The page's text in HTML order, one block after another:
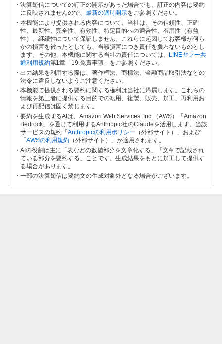
決算短信についての訂正の開示があった場合でも、訂正の内容は要約
に反映されませんので、 最新の適時開示をご参照ください。
本機能により提供される内容について、当社は、その信頼性、正確
性、最新性、完全性、有効性、特定目的への適合性、有用性（有益
性）、継続性について保証しません。これらに起因してお客様が何ら
かの損害を被ったとしても、当該損害につき責任を負わないものとし
ます。その他、本機能に関する当社の責任については、 LINEヤフー共
通利用規約第1章「19.免責事項」をご参照ください。
出力結果を利用する際は、著作権法、商標法、金融商品取引法などの
法令に違反しないようご注意ください。
本機能で提供される要約に関する権利は当社に帰属します。これらの
情報を第三者に提供する目的での転用、複製、販売、加工、再利用お
よび再配信は固く禁じます。
要約を生成するAIは、Amazon Web Services, Inc.（AWS）「Amazon
Bedrock」を通じて利用するAnthropic社のClaudeを活用します。当該
サービスの規約「Anthropicの利用ポリシー （外部サイト）」および
「AWSの利用規約 （外部サイト）」が適用されます。
AIの役割は主に「表などの数値部分を文章化する」「文章で記載され
ている部分を要約する」ことです。生成結果をもとに加工して提供す
る場合があります。
一部の決算短信は要約文の生成対象外となる場合がございます。